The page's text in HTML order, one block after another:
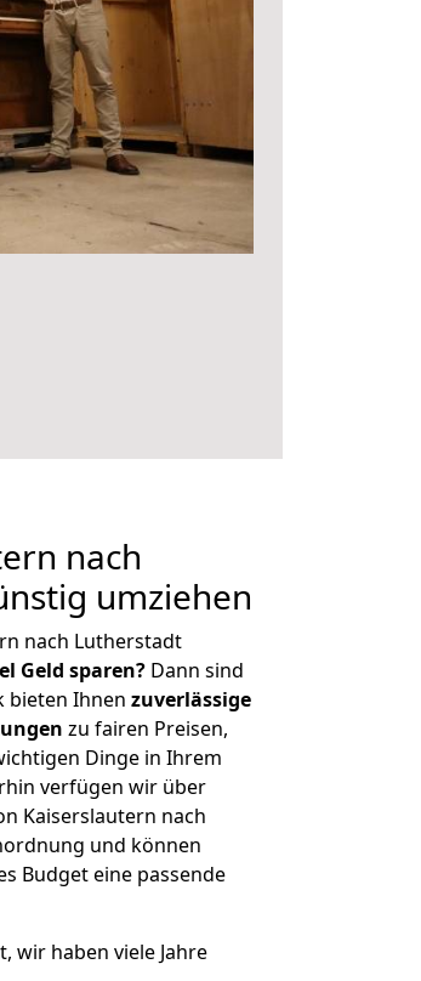
nach
umziehen
nach Lutherstadt
Geld sparen? Dann sind
bieten Ihnen zuverlässige
zu fairen Preisen,
Dinge in Ihrem
verfügen wir über
Kaiserslautern nach
und können
Budget eine passende
wir haben viele Jahre